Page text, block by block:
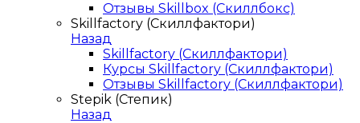
Отзывы Skillbox (Скиллбокс)
Skillfactory (Скиллфактори)
Назад
Skillfactory (Скиллфактори)
Курсы Skillfactory (Скиллфактори)
Отзывы Skillfactory (Скиллфактори)
Stepik (Степик)
Назад